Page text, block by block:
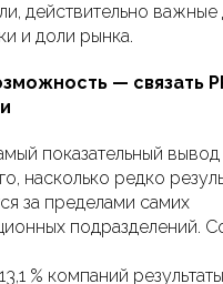
действительно важные
и доли рынка.
— связать
показательный
насколько редко
за пределами самих
подразделений.
% компаний результаты